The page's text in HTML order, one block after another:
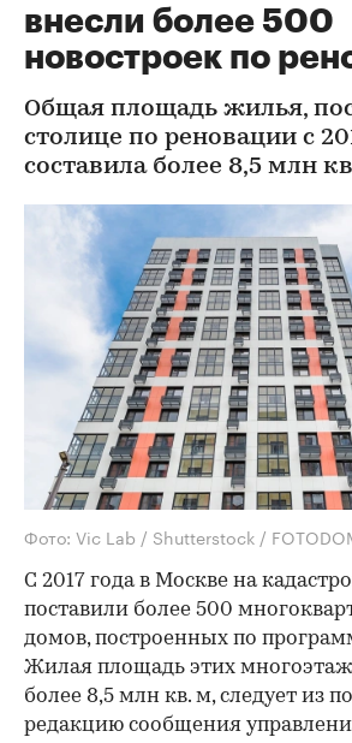
внесли более 500
новостроек по
Общая площадь жилья,
столице по реновации с
составила более 8,5 млн
Фото: Vic Lab / Shutterstock /
С 2017 года в Москве на
поставили более 500
домов, построенных по
Жилая площадь этих
более 8,5 млн кв. м, следует из
редакцию сообщения